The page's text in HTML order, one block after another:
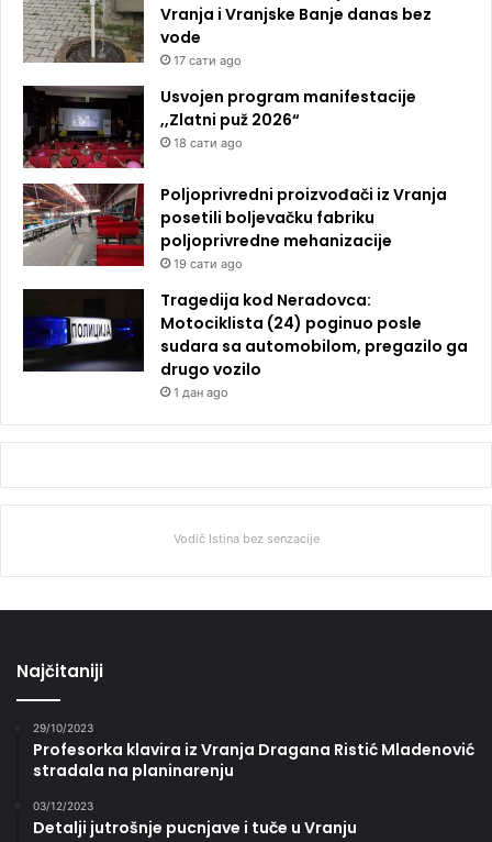
Vranja i Vranjske Banje danas bez
vode
17 сати ago
Usvojen program manifestacije
,,Zlatni puž 2026“
18 сати ago
Poljoprivredni proizvođači iz Vranja
posetili boljevačku fabriku
poljoprivredne mehanizacije
19 сати ago
Tragedija kod Neradovca:
Motociklista (24) poginuo posle
sudara sa automobilom, pregazilo ga
drugo vozilo
1 дан ago
Vodič Istina bez senzacije
Najčitaniji
29/10/2023
Profesorka klavira iz Vranja Dragana Ristić Mladenović
stradala na planinarenju
03/12/2023
Detalji jutrošnje pucnjave i tuče u Vranju